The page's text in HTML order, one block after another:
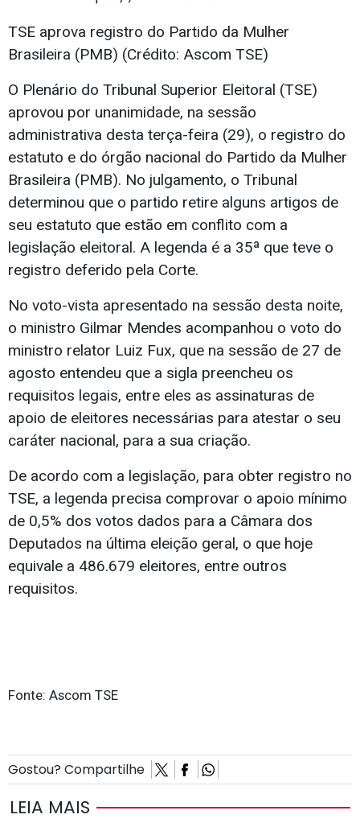
TSE aprova registro do Partido da Mulher
Brasileira (PMB) (Crédito: Ascom TSE)
O Plenário do Tribunal Superior Eleitoral (TSE)
aprovou por unanimidade, na sessão
administrativa desta terça-feira (29), o registro do
estatuto e do órgão nacional do Partido da Mulher
Brasileira (PMB). No julgamento, o Tribunal
determinou que o partido retire alguns artigos de
seu estatuto que estão em conflito com a
legislação eleitoral. A legenda é a 35ª que teve o
registro deferido pela Corte.
No voto-vista apresentado na sessão desta noite,
o ministro Gilmar Mendes acompanhou o voto do
ministro relator Luiz Fux, que na sessão de 27 de
agosto entendeu que a sigla preencheu os
requisitos legais, entre eles as assinaturas de
apoio de eleitores necessárias para atestar o seu
caráter nacional, para a sua criação.
De acordo com a legislação, para obter registro no
TSE, a legenda precisa comprovar o apoio mínimo
de 0,5% dos votos dados para a Câmara dos
Deputados na última eleição geral, o que hoje
equivale a 486.679 eleitores, entre outros
requisitos.
Fonte: Ascom TSE
Gostou? Compartilhe
LEIA MAIS